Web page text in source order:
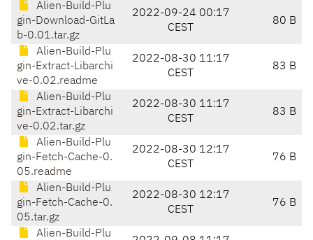
Alien-Build-Plu
gin-Download-GitLa
b-0.01.tar.gz
2022-09-24 00:17
CEST
80 B
Alien-Build-Plu
gin-Extract-Libarchi
ve-0.02.readme
2022-08-30 11:17
CEST
83 B
Alien-Build-Plu
gin-Extract-Libarchi
ve-0.02.tar.gz
2022-08-30 11:17
CEST
83 B
Alien-Build-Plu
gin-Fetch-Cache-0.
05.readme
2022-08-30 12:17
CEST
76 B
Alien-Build-Plu
gin-Fetch-Cache-0.
05.tar.gz
2022-08-30 12:17
CEST
76 B
Alien-Build-Plu